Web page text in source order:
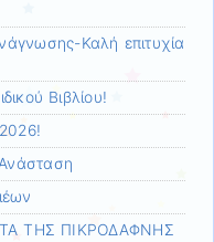
Καλή επιτυχία
Βιβλίου!
ΤΗΣ ΠΙΚΡΟΔΑΦΝΗΣ